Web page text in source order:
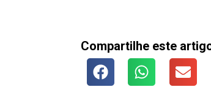
Compartilhe este